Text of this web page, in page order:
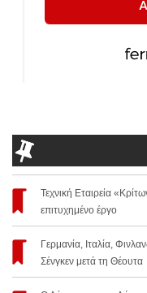
Τεχνική Εταιρεία
επιτυχημένο έργο
Γερμανία, Ιταλία,
Σένγκεν μετά τη Θέουτα